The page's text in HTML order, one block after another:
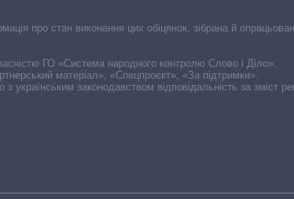
про стан виконання цих обіцянок, зібрана й
ГО «Система народного контролю Слово і Діло».
матеріал», «Спецпроєкт», «За підтримки».
українським законодавством відповідальність за зміст